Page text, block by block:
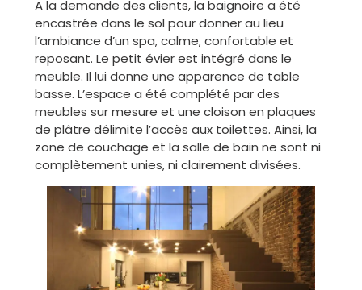
A la demande des clients, la baignoire a été
encastrée dans le sol pour donner au lieu
l’ambiance d’un spa, calme, confortable et
reposant. Le petit évier est intégré dans le
meuble. Il lui donne une apparence de table
basse. L’espace a été complété par des
meubles sur mesure et une cloison en plaques
de plâtre délimite l’accès aux toilettes. Ainsi, la
zone de couchage et la salle de bain ne sont ni
complètement unies, ni clairement divisées.